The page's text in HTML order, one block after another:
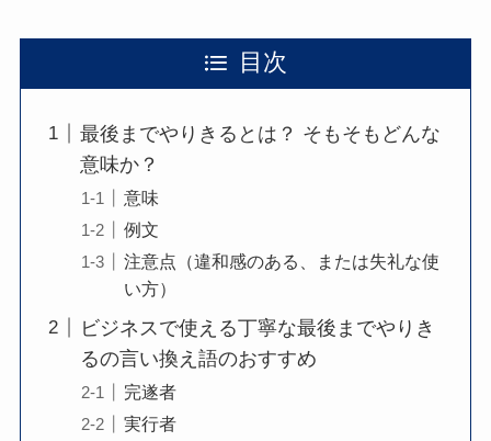
目次
最後までやりきるとは？ そもそもどんな
意味か？
意味
例文
注意点（違和感のある、または失礼な使
い方）
ビジネスで使える丁寧な最後までやりき
るの言い換え語のおすすめ
完遂者
実行者